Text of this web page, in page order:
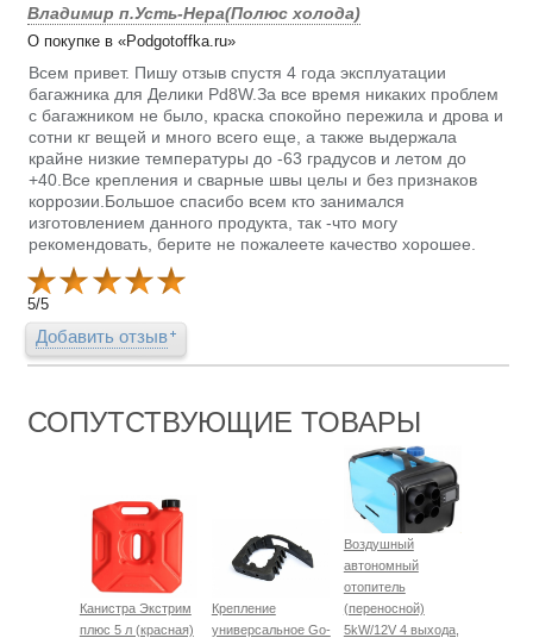
Владимир п.Усть-Нера(Полюс холода)
О покупке в «Podgotoffka.ru»
Всем привет. Пишу отзыв спустя 4 года эксплуатации
багажника для Делики Pd8W.За все время никаких проблем
с багажником не было, краска спокойно пережила и дрова и
сотни кг вещей и много всего еще, а также выдержала
крайне низкие температуры до -63 градусов и летом до
+40.Все крепления и сварные швы целы и без признаков
коррозии.Большое спасибо всем кто занимался
изготовлением данного продукта, так -что могу
рекомендовать, берите не пожалеете качество хорошее.
5/5
Добавить отзыв
СОПУТСТВУЮЩИЕ ТОВАРЫ
Канистра Экстрим
плюс 5 л (красная)
Крепление
универсальное Go-
Воздушный
автономный
отопитель
(переносной)
5kW/12V 4 выхода,